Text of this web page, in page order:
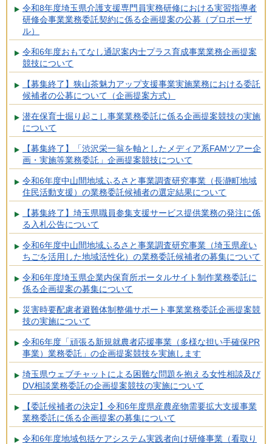
令和8年度埼玉県介護支援専門員実務研修における実習指導者
研修会事業業務委託契約に係る企画提案の公募（プロポーザ
ル）
令和6年度おもてなし通訳案内士プラス育成事業業務企画提案
競技について
【募集終了】狭山茶魅力アップ支援事業実施業務における委託
候補者の公募について（企画提案方式）
潜在保育士掘り起こし事業業務委託に係る企画提案競技の実施
について
【募集終了】「渋沢栄一翁を軸としたメディア系FAMツアー企
画・実施等業務委託」企画提案競技について
令和6年度中山間地域ふるさと事業調査研究事業（長瀞町地域
住民活動支援）の業務委託候補者の選定結果について
【募集終了】埼玉県職員参集支援サービス提供業務の発注に係
る入札公告について
令和6年度中山間地域ふるさと事業調査研究事業（埼玉県産い
ちごを活用した地域活性化）の業務委託候補者の募集について
令和6年度埼玉県企業内保育所ポータルサイト制作業務委託に
係る企画提案の募集について
災害時要配慮者避難体制整備サポート事業業務委託企画提案競
技の実施について
令和6年度「頑張る新規就農者応援事業（多様な担い手確保PR
事業）業務委託」の企画提案競技を実施します
埼玉県ウェブチャットによる困難な問題を抱える女性相談及び
DV相談業務委託の企画提案競技の実施について
【委託候補者の決定】令和6年度県産農産物需要拡大支援事業
業務委託に係る企画提案の募集について
令和6年度地域包括ケアシステム実践者向け研修事業（看取り